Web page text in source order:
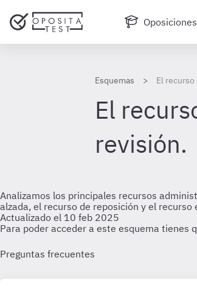
Oposiciones
Esquemas El
El
revisión.
Analizamos los principales recursos
alzada, el recurso de reposición y el
Actualizado el 10 feb 2025
Para poder acceder a este esquema tienes
Preguntas frecuentes